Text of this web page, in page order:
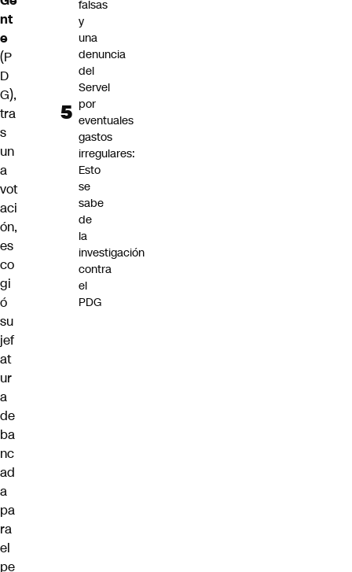
nt
e
(P
D
G),
tra
s
un
a
vot
aci
ón,
es
co
gi
ó
su
jef
at
ur
a
de
ba
nc
ad
a
pa
ra
el
pe
falsas
y
una
denuncia
del
Servel
por
eventuales
gastos
irregulares:
Esto
se
sabe
de
la
investigación
contra
el
PDG